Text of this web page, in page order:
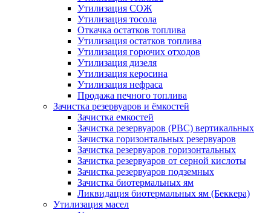
Утилизация СОЖ
Утилизация тосола
Откачка остатков топлива
Утилизация остатков топлива
Утилизация горючих отходов
Утилизация дизеля
Утилизация керосина
Утилизация нефраса
Продажа печного топлива
Зачистка резервуаров и ёмкостей
Зачистка емкостей
Зачистка резервуаров (РВС) вертикальных
Зачистка горизонтальных резервуаров
Зачистка резервуаров горизонтальных
Зачистка резервуаров от серной кислоты
Зачистка резервуаров подземных
Зачистка биотермальных ям
Ликвидация биотермальных ям (Беккера)
Утилизация масел